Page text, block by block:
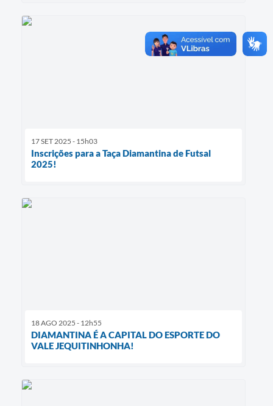
17 SET 2025 - 15h03
Inscrições para a Taça Diamantina de Futsal
2025!
18 AGO 2025 - 12h55
DIAMANTINA É A CAPITAL DO ESPORTE DO
VALE JEQUITINHONHA!